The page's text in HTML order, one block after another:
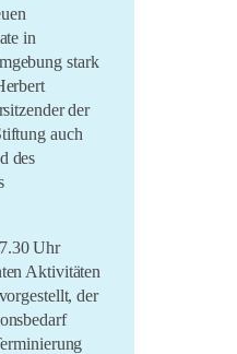
in
stark
der
auch
des
Uhr
Aktivitäten
der